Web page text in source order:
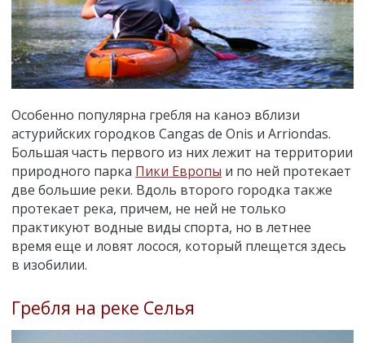
Особенно популярна гребля на каноэ вблизи
астурийских городков Cangas de Onis и Arriondas.
Большая часть первого из них лежит на территории
природного парка Пики Европы и по ней протекает
две большие реки. Вдоль второго городка также
протекает река, причем, не ней не только
практикуют водные виды спорта, но в летнее
время еще и ловят лосося, который плещется здесь
в изобилии.
Гребля на реке Селья